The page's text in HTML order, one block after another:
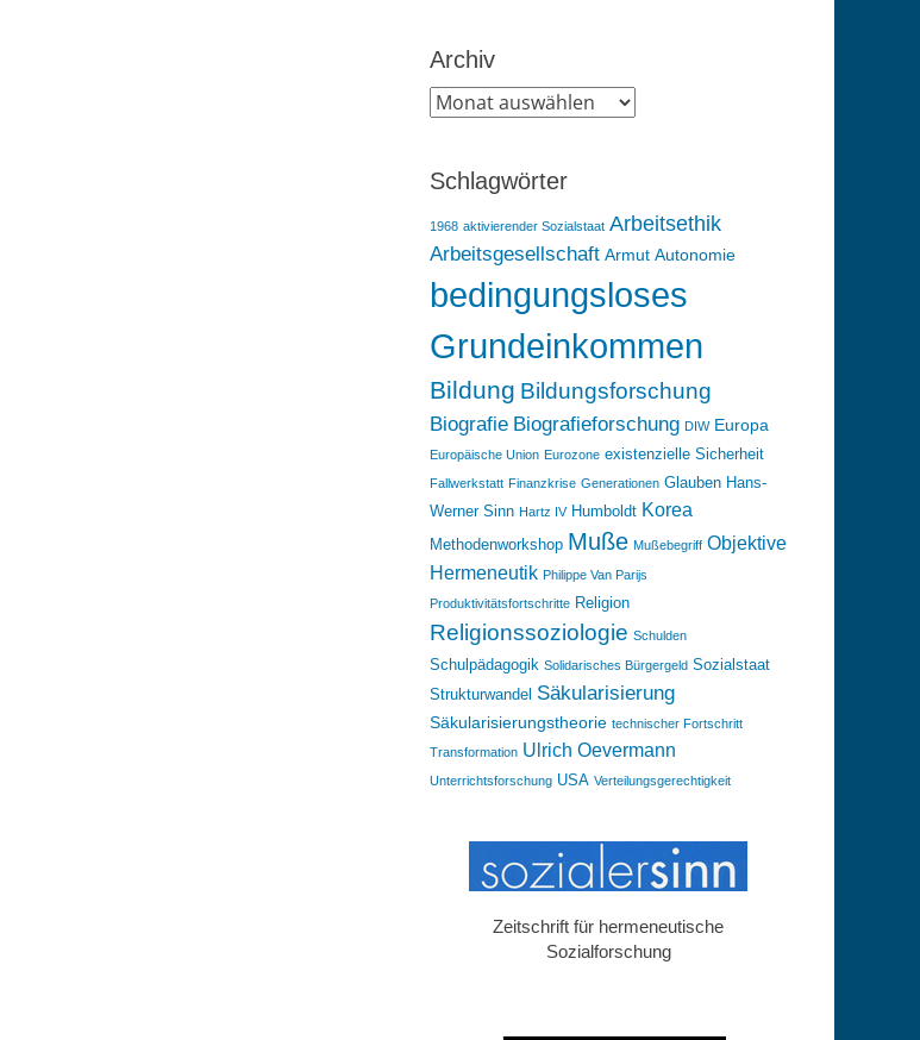
Archiv
Archiv
Schlagwörter
1968 aktivierender Sozialstaat Arbeitsethik
Arbeitsgesellschaft Armut Autonomie
bedingungsloses
Grundeinkommen
Bildung Bildungsforschung
Biografie Biografieforschung DIW Europa
Europäische Union Eurozone existenzielle Sicherheit
Fallwerkstatt Finanzkrise Generationen Glauben Hans-
Werner Sinn Hartz IV Humboldt Korea
Methodenworkshop Muße Mußebegriff Objektive
Hermeneutik Philippe Van Parijs
Produktivitätsfortschritte Religion
Religionssoziologie Schulden
Schulpädagogik Solidarisches Bürgergeld Sozialstaat
Strukturwandel Säkularisierung
Säkularisierungstheorie technischer Fortschritt
Transformation Ulrich Oevermann
Unterrichtsforschung USA Verteilungsgerechtigkeit
Zeitschrift für hermeneutische
Sozialforschung